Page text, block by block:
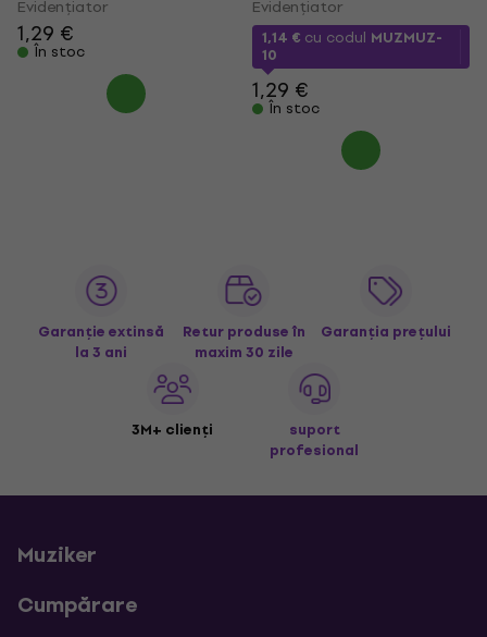
Evidențiator
1,29 €
În stoc
Evidențiator
1,14 € cu codul MUZMUZ-
10
1,29 €
În stoc
Garanție extinsă
la 3 ani
Retur produse în
maxim 30 zile
Garanția prețului
3M+ clienți
suport
profesional
Muziker
Cumpărare